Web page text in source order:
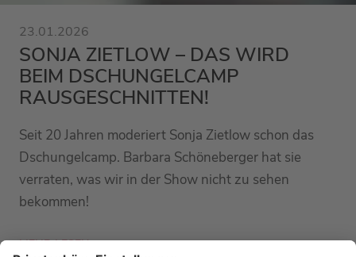
23.01.2026
SONJA ZIETLOW – DAS WIRD
BEIM DSCHUNGELCAMP
RAUSGESCHNITTEN!
Seit 20 Jahren moderiert Sonja Zietlow schon das
Dschungelcamp. Barbara Schöneberger hat sie
verraten, was wir in der Show nicht zu sehen
bekommen!
MEHR LESEN